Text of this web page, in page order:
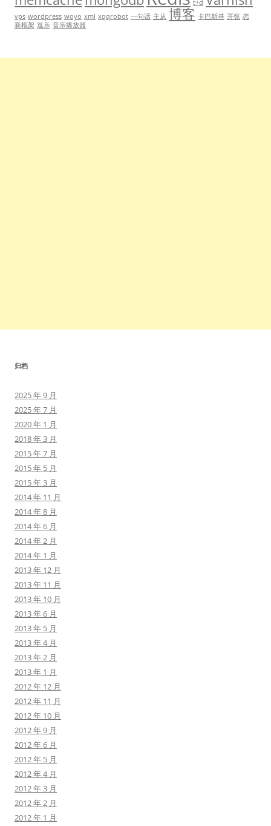
t+d
vps wordpress woyo xml xqqrobot 一句话 主从 博客 卡巴斯基 开张 恋
新框架 逗乐 音乐播放器
归档
2025 年 9 月
2025 年 7 月
2020 年 1 月
2018 年 3 月
2015 年 7 月
2015 年 5 月
2015 年 3 月
2014 年 11 月
2014 年 8 月
2014 年 6 月
2014 年 2 月
2014 年 1 月
2013 年 12 月
2013 年 11 月
2013 年 10 月
2013 年 6 月
2013 年 5 月
2013 年 4 月
2013 年 2 月
2013 年 1 月
2012 年 12 月
2012 年 11 月
2012 年 10 月
2012 年 9 月
2012 年 6 月
2012 年 5 月
2012 年 4 月
2012 年 3 月
2012 年 2 月
2012 年 1 月